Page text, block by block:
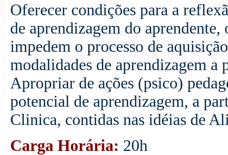
Oferecer condições para a
de aprendizagem do
impedem o processo de
modalidades de aprendizagem a
Apropriar de ações (psico)
potencial de aprendizagem, a
Clinica, contidas nas idéias de
Carga Horária: 20h